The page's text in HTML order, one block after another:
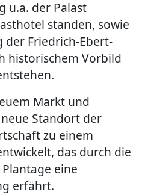
u.a. der Palast
standen, sowie
Friedrich-Ebert-
historischem Vorbild
Markt und
Standort der
zu einem
das durch die
eine
erfährt.